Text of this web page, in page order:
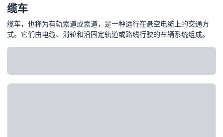
缆车
缆车，也称为有轨索道或索道，是一种运行在悬空电缆上的交通方
式。它们由电缆、滑轮和沿固定轨道或路线行驶的车辆系统组成。